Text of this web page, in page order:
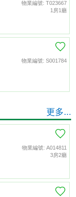
物業編號: T023667
1房1廳
物業編號: S001784
更多...
物業編號: A014811
3房2廳